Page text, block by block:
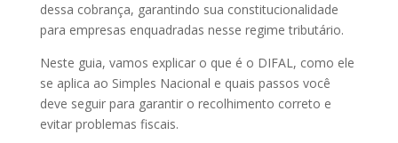
dessa cobrança, garantindo sua constitucionalidade
para empresas enquadradas nesse regime tributário.
Neste guia, vamos explicar o que é o DIFAL, como ele
se aplica ao Simples Nacional e quais passos você
deve seguir para garantir o recolhimento correto e
evitar problemas fiscais.